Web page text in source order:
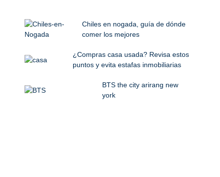
Chiles en nogada, guía de dónde
comer los mejores
¿Compras casa usada? Revisa estos
puntos y evita estafas inmobiliarias
BTS the city arirang new
york